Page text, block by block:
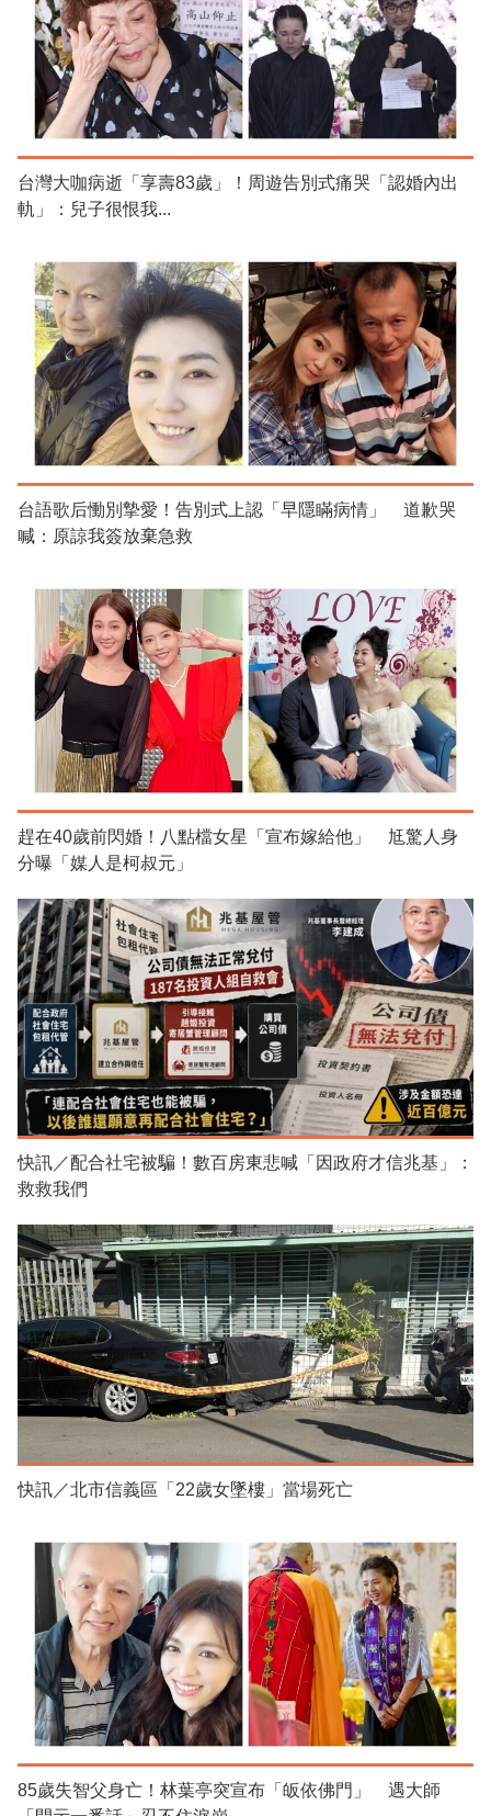
台灣大咖病逝「享壽83歲」！周遊告別式痛哭「認婚內出
軌」：兒子很恨我...
台語歌后慟別摯愛！告別式上認「早隱瞞病情」 道歉哭
喊：原諒我簽放棄急救
趕在40歲前閃婚！八點檔女星「宣布嫁給他」 尪驚人身
分曝「媒人是柯叔元」
快訊／配合社宅被騙！數百房東悲喊「因政府才信兆基」：
救救我們
快訊／北市信義區「22歲女墜樓」當場死亡
85歲失智父身亡！林葉亭突宣布「皈依佛門」 遇大師